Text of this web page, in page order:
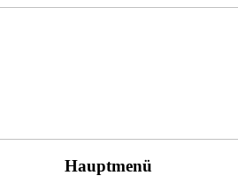
Hauptmenü